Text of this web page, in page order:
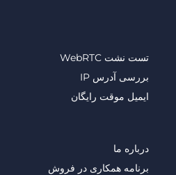
درباره ما
برنامه همکاری در فروش
تست نشت WebRTC
بررسی آدرس IP
ایمیل موقت رایگان